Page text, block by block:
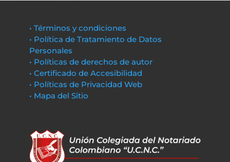
• Términos y condiciones
• Política de Tratamiento de Datos
Personales
• Políticas de derechos de autor
• Certificado de Accesibilidad
• Políticas de Privacidad Web
• Mapa del Sitio